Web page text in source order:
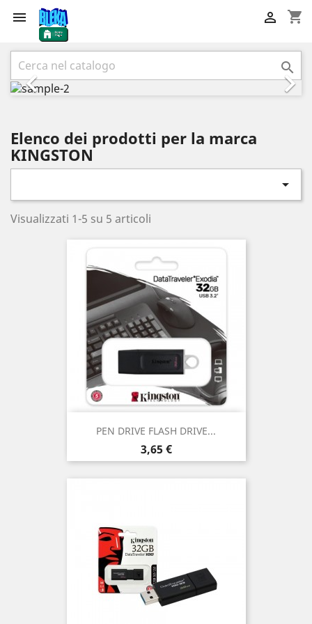
 shopping_cart



Precedente

Elenco dei prodotti per la marca
KINGSTON

Visualizzati 1-5 su 5 articoli
PEN DRIVE FLASH DRIVE...
Prezzo
3,65 €